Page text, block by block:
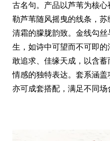
古名句。产品以芦苇为核
勒芦苇随风摇曳的线条，
清霜的朦胧韵致。金线勾
生，如诗中可望而不可即
敢追求、佳缘天成，以含
情感的独特表达。套系涵盖
亦可成套搭配，满足不同场